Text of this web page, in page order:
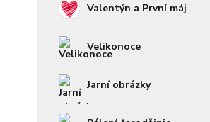
Valentýn a První máj
Velikonoce
Jarní obrázky